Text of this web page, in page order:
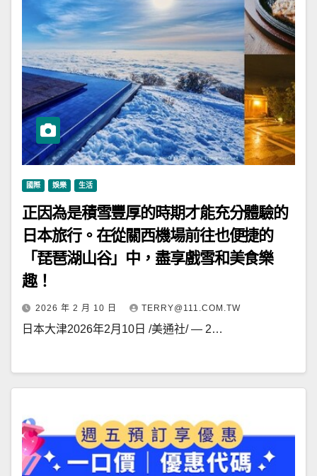
國際 娛樂 生活
正因為是積雪豐厚的時期才能充分體驗的
日本旅行。在從關西機場前往也便捷的
「琵琶湖山谷」中，盡享戲雪和美食樂
趣！
2026 年 2 月 10 日 TERRY@111.COM.TW
日本大津2026年2月10日 /美通社/ — 2…